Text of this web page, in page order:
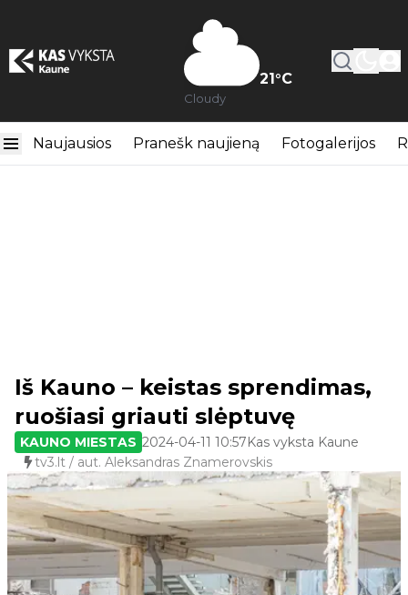
21°C
Cloudy
Naujausios Pranešk naujieną Fotogalerijos
Iš Kauno – keistas sprendimas,
ruošiasi griauti slėptuvę
KAUNO MIESTAS 2024-04-11 10:57Kas vyksta Kaune
tv3.lt / aut. Aleksandras Znamerovskis